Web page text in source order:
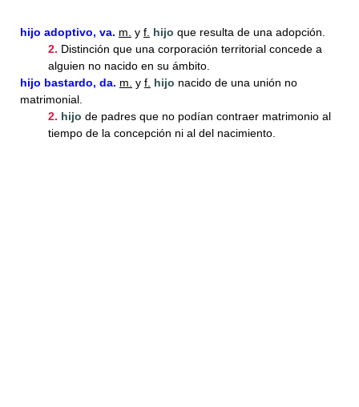
hijo adoptivo, va. m. y f. hijo que resulta de una adopción.
2. Distinción que una corporación territorial concede a
alguien no nacido en su ámbito.
hijo bastardo, da. m. y f. hijo nacido de una unión no
matrimonial.
2. hijo de padres que no podían contraer matrimonio al
tiempo de la concepción ni al del nacimiento.